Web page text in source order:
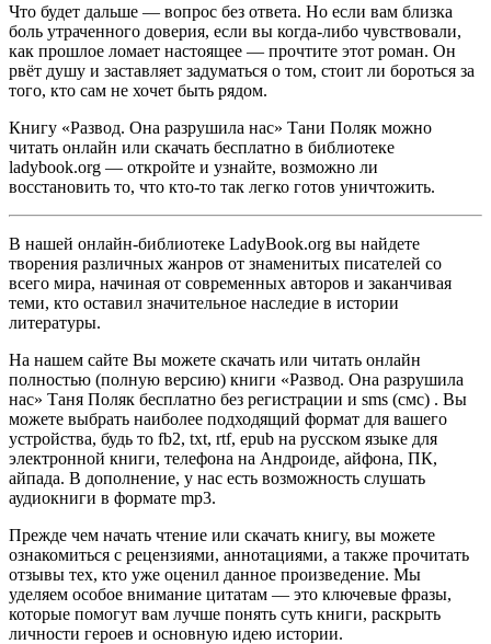
Что будет дальше — вопрос без ответа. Но если вам близка
боль утраченного доверия, если вы когда-либо чувствовали,
как прошлое ломает настоящее — прочтите этот роман. Он
рвёт душу и заставляет задуматься о том, стоит ли бороться за
того, кто сам не хочет быть рядом.
Книгу «Развод. Она разрушила нас» Тани Поляк можно
читать онлайн или скачать бесплатно в библиотеке
ladybook.org — откройте и узнайте, возможно ли
восстановить то, что кто-то так легко готов уничтожить.
В нашей онлайн-библиотеке LadyBook.org вы найдете
творения различных жанров от знаменитых писателей со
всего мира, начиная от современных авторов и заканчивая
теми, кто оставил значительное наследие в истории
литературы.
На нашем сайте Вы можете скачать или читать онлайн
полностью (полную версию) книги «Развод. Она разрушила
нас» Таня Поляк бесплатно без регистрации и sms (смс) . Вы
можете выбрать наиболее подходящий формат для вашего
устройства, будь то fb2, txt, rtf, epub на русском языке для
электронной книги, телефона на Андроиде, айфона, ПК,
айпада. В дополнение, у нас есть возможность слушать
аудиокниги в формате mp3.
Прежде чем начать чтение или скачать книгу, вы можете
ознакомиться с рецензиями, аннотациями, а также прочитать
отзывы тех, кто уже оценил данное произведение. Мы
уделяем особое внимание цитатам — это ключевые фразы,
которые помогут вам лучше понять суть книги, раскрыть
личности героев и основную идею истории.